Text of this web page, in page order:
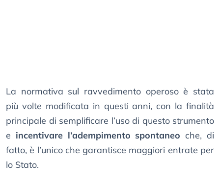
La normativa sul ravvedimento operoso è stata
più volte modificata in questi anni, con la finalità
principale di semplificare l’uso di questo strumento
e incentivare l’adempimento spontaneo che, di
fatto, è l’unico che garantisce maggiori entrate per
lo Stato.